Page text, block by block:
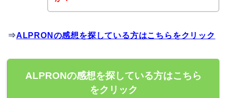
⇒ALPRONの感想を探している方はこちらをクリック
ALPRONの感想を探している方はこちら
をクリック